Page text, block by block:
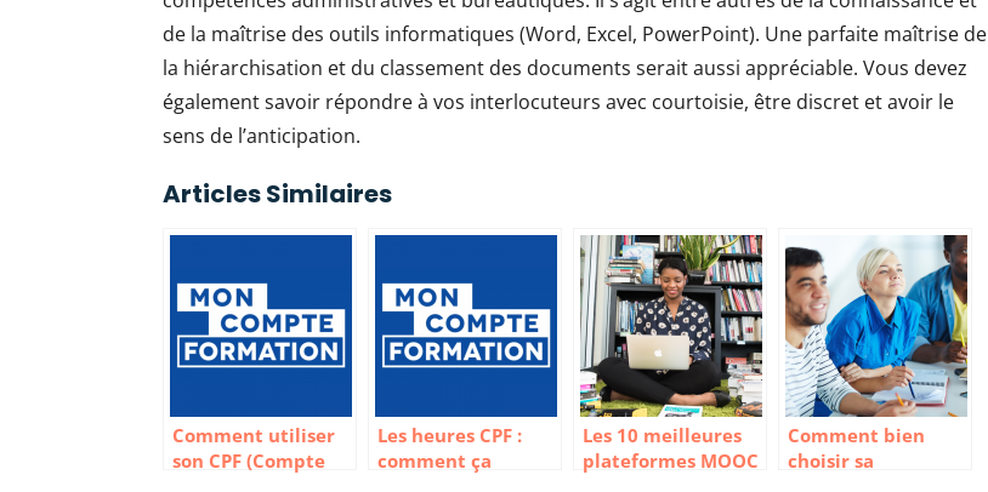
de la maîtrise des outils informatiques (Word, Excel, PowerPoint). Une parfaite maîtrise de
la hiérarchisation et du classement des documents serait aussi appréciable. Vous devez
également savoir répondre à vos interlocuteurs avec courtoisie, être discret et avoir le
sens de l’anticipation.
Articles Similaires
Comment utiliser
son CPF (Compte
Les heures CPF :
comment ça
Les 10 meilleures
plateformes MOOC
Comment bien
choisir sa